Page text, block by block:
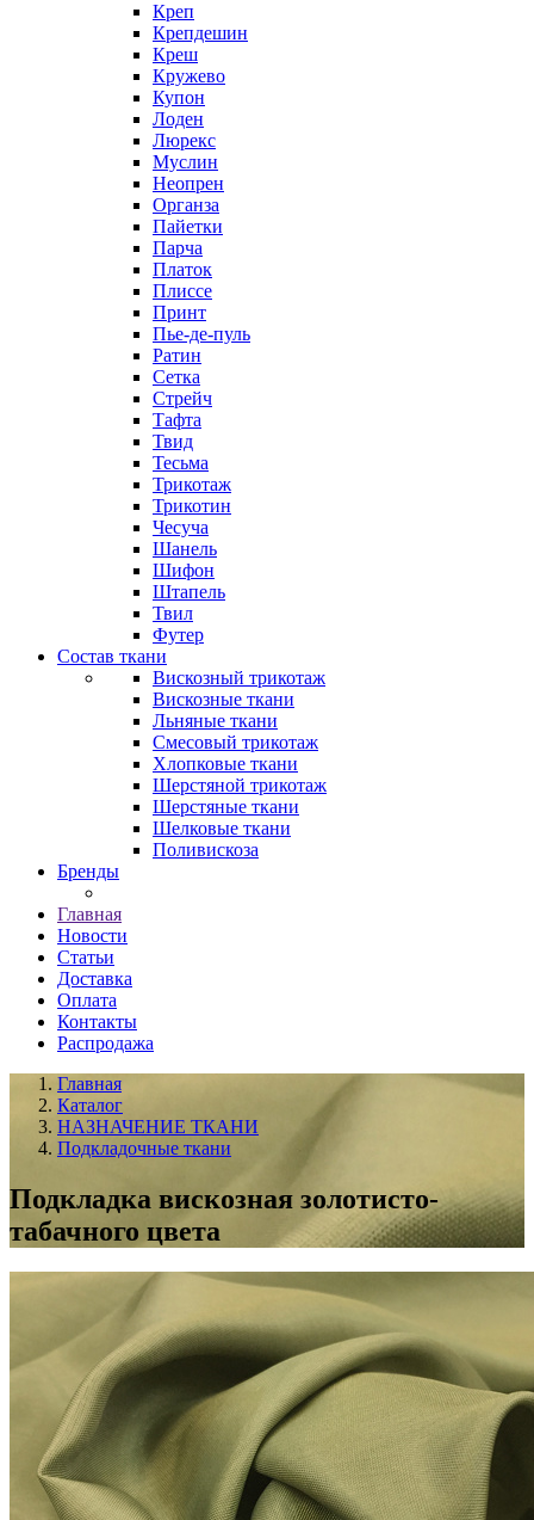
Креп
Крепдешин
Креш
Кружево
Купон
Лоден
Люрекс
Муслин
Неопрен
Органза
Пайетки
Парча
Платок
Плиссе
Принт
Пье-де-пуль
Ратин
Сетка
Стрейч
Тафта
Твид
Тесьма
Трикотаж
Трикотин
Чесуча
Шанель
Шифон
Штапель
Твил
Футер
Состав ткани
Вискозный трикотаж
Вискозные ткани
Льняные ткани
Смесовый трикотаж
Хлопковые ткани
Шерстяной трикотаж
Шерстяные ткани
Шелковые ткани
Поливискоза
Бренды
Главная
Новости
Статьи
Доставка
Оплата
Контакты
Распродажа
Главная
Каталог
НАЗНАЧЕНИЕ ТКАНИ
Подкладочные ткани
Подкладка вискозная золотисто-
табачного цвета